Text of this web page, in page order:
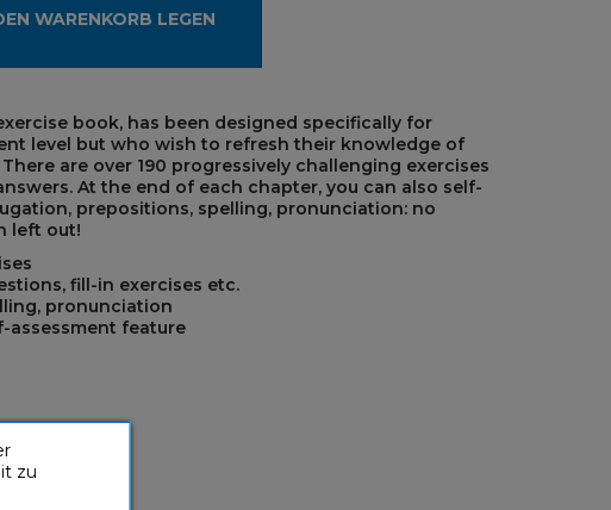
WARENKORB LEGEN
book, has been designed specifically for
level but who wish to refresh their knowledge of
are over 190 progressively challenging exercises
At the end of each chapter, you can also self-
prepositions, spelling, pronunciation: no
left out!
fill-in exercises etc.
pronunciation
assessment feature
zu